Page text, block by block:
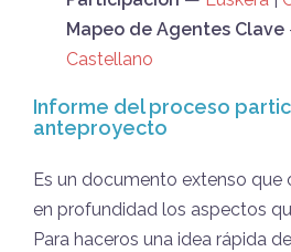
Mapeo de Agentes Clave
Castellano
Informe del proceso
anteproyecto
Es un documento extenso que
en profundidad los aspectos
Para haceros una idea rápida